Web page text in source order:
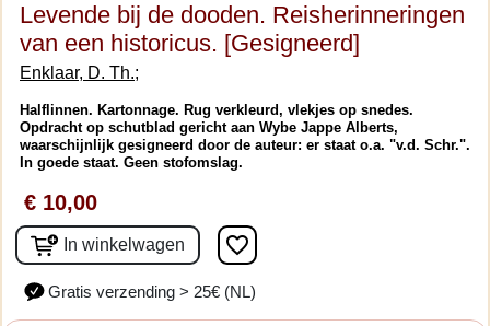
Levende bij de dooden. Reisherinneringen
van een historicus. [Gesigneerd]
Enklaar, D. Th.;
Halflinnen. Kartonnage. Rug verkleurd, vlekjes op snedes.
Opdracht op schutblad gericht aan Wybe Jappe Alberts,
waarschijnlijk gesigneerd door de auteur: er staat o.a. "v.d. Schr.".
In goede staat. Geen stofomslag.
€ 10,00
In winkelwagen favorite_border
Gratis verzending > 25€ (NL)